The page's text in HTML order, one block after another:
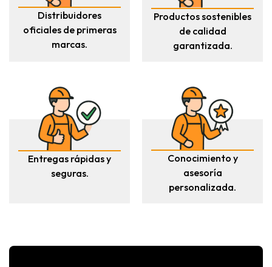
Distribuidores
oficiales de primeras
marcas.
Productos sostenibles
de calidad
garantizada.
Entregas rápidas y
seguras.
Conocimiento y
asesoría
personalizada.